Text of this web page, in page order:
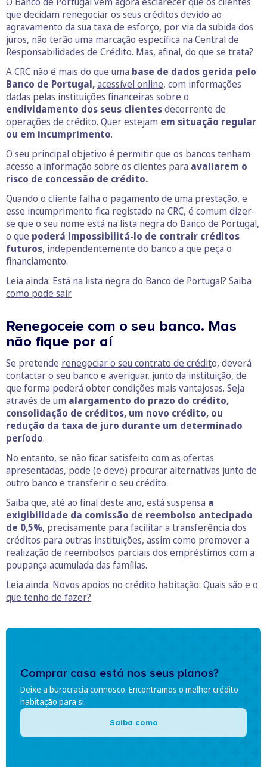
que decidam renegociar os seus créditos devido ao
agravamento da sua taxa de esforço, por via da subida dos
juros, não terão uma marcação específica na Central de
Responsabilidades de Crédito. Mas, afinal, do que se trata?
A CRC não é mais do que uma base de dados gerida pelo
Banco de Portugal,acessível online, com informações
dadas pelas instituições financeiras sobre o
endividamento dos seus clientesdecorrente de
operações de crédito. Quer estejam em situação regular
ou em incumprimento.
O seu principal objetivo é permitir que os bancos tenham
acesso a informação sobre os clientes para avaliarem o
risco de concessão de crédito.
Quando o cliente falha o pagamento de uma prestação, e
esse incumprimento fica registado na CRC, é comum dizer-
se que o seu nome está na lista negra do Banco de Portugal,
o que poderá impossibilitá-lo de contrair créditos
futuros, independentemente do banco a que peça o
financiamento.
Leia ainda: Está na lista negra do Banco de Portugal? Saiba
como pode sair
Renegoceie com o seu banco. Mas
não fique por aí
Se pretende renegociar o seu contrato de crédito, deverá
contactar o seu banco e averiguar, junto da instituição, de
que forma poderá obter condições mais vantajosas. Seja
através de um alargamento do prazo do crédito,
consolidação de créditos, um novo crédito, ou
redução da taxa de juro durante um determinado
período.
No entanto, se não ficar satisfeito com as ofertas
apresentadas, pode (e deve) procurar alternativas junto de
outro banco e transferir o seu crédito.
Saiba que, até ao final deste ano, está suspensa a
exigibilidade da comissão de reembolso antecipado
de 0,5%, precisamente para facilitar a transferência dos
créditos para outras instituições, assim como promover a
realização de reembolsos parciais dos empréstimos com a
poupança acumulada das famílias.
Leia ainda: Novos apoios no crédito habitação: Quais são e o
que tenho de fazer?
Comprar casa está nos seus planos?
Deixe a burocracia connosco. Encontramos o melhor crédito
habitação para si.
Saiba como